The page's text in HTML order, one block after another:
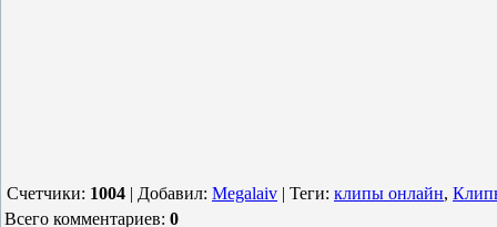
Счетчики: 1004 | Добавил: Megalaiv | Теги: клипы онлайн,
Всего комментариев: 0